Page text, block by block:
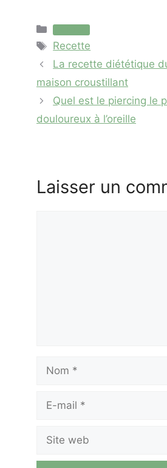
Catégories
Étiquettes
Recette
La recette diététique
maison croustillant
Quel est le piercing le
douloureux à l’oreille
Laisser un
Nom
Site
web